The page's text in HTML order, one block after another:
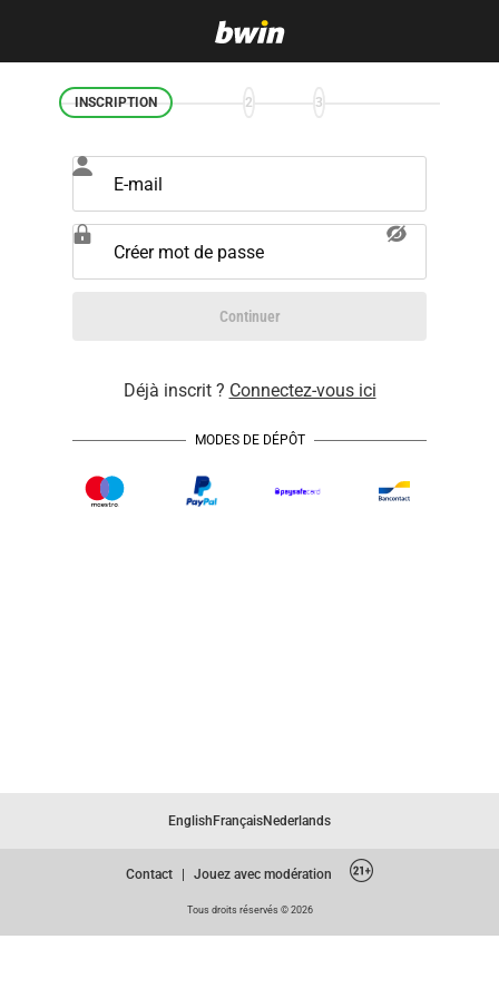
INSCRIPTION 2 3
E-mail
Créer mot de passe
Continuer
Déjà inscrit ? Connectez-vous ici
MODES DE DÉPÔT
English FrançaisNederlands
Contact Jouez avec modération
Tous droits réservés © 2026